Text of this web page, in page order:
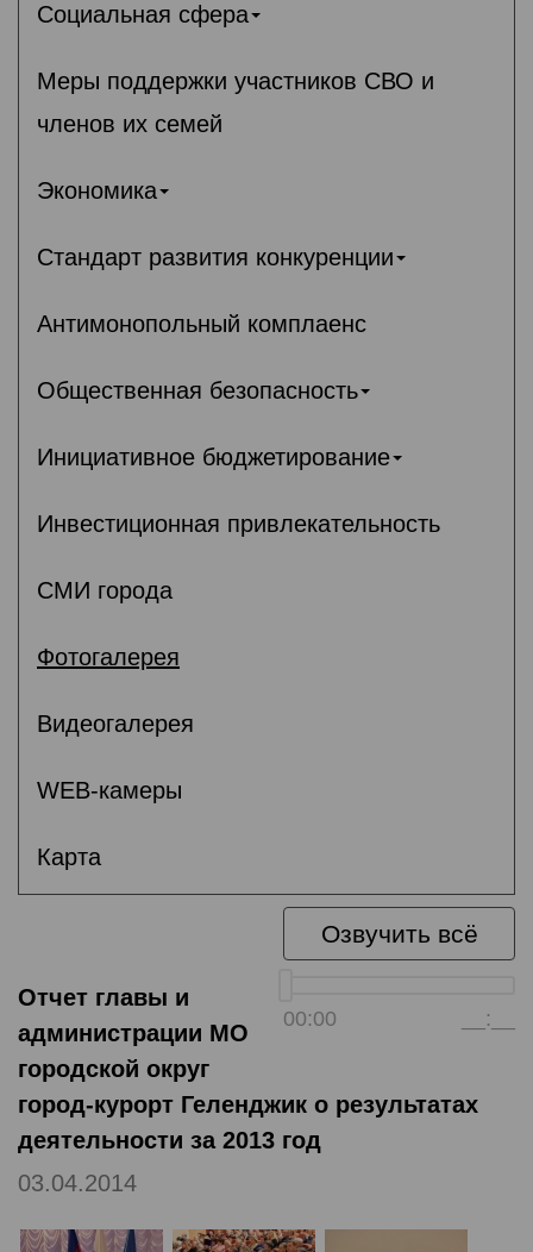
Социальная сфера
Меры поддержки участников СВО и
членов их семей
Экономика
Стандарт развития конкуренции
Антимонопольный комплаенс
Общественная безопасность
Инициативное бюджетирование
Инвестиционная привлекательность
СМИ города
Фотогалерея
Видеогалерея
WEB-камеры
Карта
Озвучить всё
00:00 __:__
Отчет главы и
администрации МО
городской округ
город-курорт Геленджик о результатах
деятельности за 2013 год
03.04.2014